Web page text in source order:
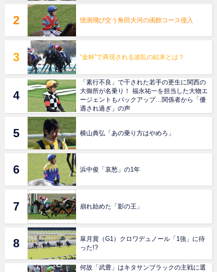
憶測飛び交う角田大河の函館コース侵入
“金杯”で再現される波乱の結末とは？
「素行不良」で干された若手の更生に関西の
大御所が名乗り！ 福永祐一を担当した大物エ
ージェントもバックアップ…関係者から「優
遇され過ぎ」の声
横山典弘「あの乗り方はやめろ」
浜中俊「哀愁」の1年
崩れ始めた「影の王」
皐月賞（G1）クロワデュノール「1強」に待
った!?
何故「武豊」はキタサンブラックの主戦に選